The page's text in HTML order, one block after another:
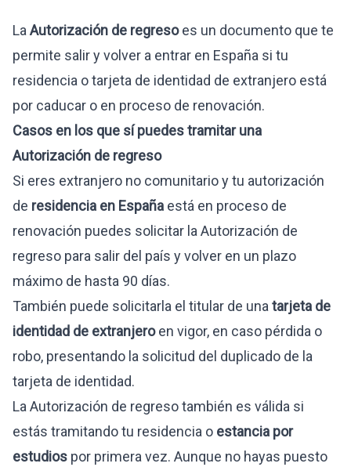
La Autorización de regresoes un documento que te
permite salir y volver a entrar en España si tu
residencia o tarjeta de identidad de extranjero está
por caducar o en proceso de renovación.
Casos en los que sí puedes tramitar una
Autorización de regreso
Si eres extranjero no comunitario y tu autorización
de residencia en España está en proceso de
renovación puedes solicitar la Autorización de
regreso para salir del país y volver en un plazo
máximo de hasta 90 días.
También puede solicitarla el titular de una tarjeta de
identidad de extranjeroen vigor, en caso pérdida o
robo, presentando la solicitud del duplicado de la
tarjeta de identidad.
La Autorización de regreso también es válida si
estás tramitando tu residencia o estancia por
estudios por primera vez. Aunque no hayas puesto